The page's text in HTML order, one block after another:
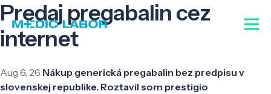
Predaj pregabalin cez
internet
Aug 6, 26 Nákup generická pregabalin bez predpisu v
slovenskej republike. Roztavil som prestigio